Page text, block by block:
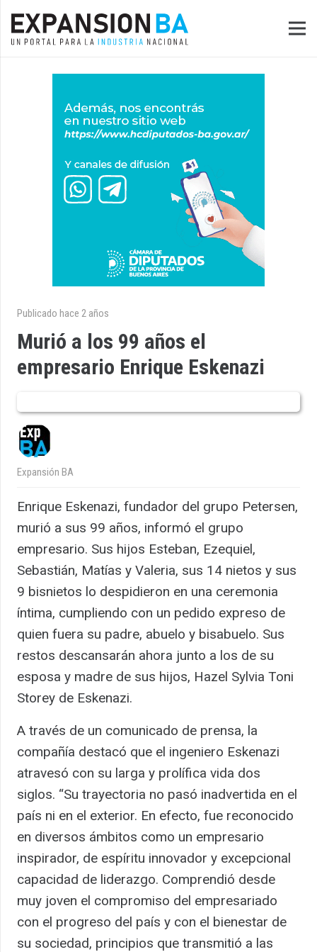
Publicado hace 2 años
Murió a los 99 años el
empresario Enrique Eskenazi
Expansión BA
Enrique Eskenazi, fundador del grupo Petersen,
murió a sus 99 años, informó el grupo
empresario. Sus hijos Esteban, Ezequiel,
Sebastián, Matías y Valeria, sus 14 nietos y sus
9 bisnietos lo despidieron en una ceremonia
íntima, cumpliendo con un pedido expreso de
quien fuera su padre, abuelo y bisabuelo. Sus
restos descansarán ahora junto a los de su
esposa y madre de sus hijos, Hazel Sylvia Toni
Storey de Eskenazi.
A través de un comunicado de prensa, la
compañía destacó que el ingeniero Eskenazi
atravesó con su larga y prolífica vida dos
siglos. “Su trayectoria no pasó inadvertida en el
país ni en el exterior. En efecto, fue reconocido
en diversos ámbitos como un empresario
inspirador, de espíritu innovador y excepcional
capacidad de liderazgo. Comprendió desde
muy joven el compromiso del empresariado
con el progreso del país y con el bienestar de
su sociedad, principios que transmitió a las